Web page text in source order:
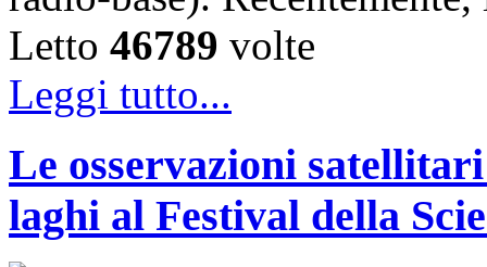
Letto 46789 volte
Leggi tutto...
Le osservazioni
laghi al Festival della